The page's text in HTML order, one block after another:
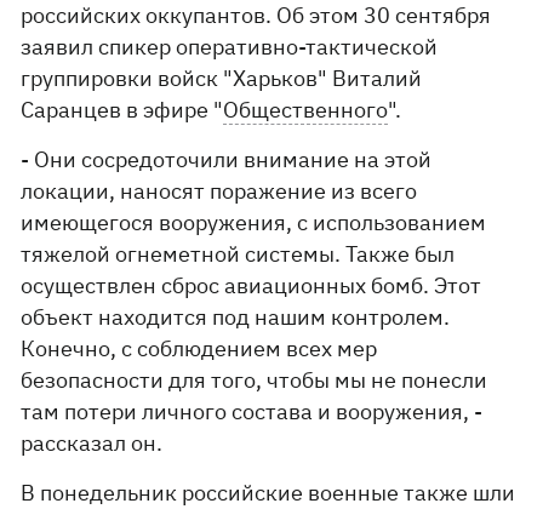
российских оккупантов. Об этом 30 сентября
заявил спикер оперативно-тактической
группировки войск "Харьков" Виталий
Саранцев в эфире "Общественного".
- Они сосредоточили внимание на этой
локации, наносят поражение из всего
имеющегося вооружения, с использованием
тяжелой огнеметной системы. Также был
осуществлен сброс авиационных бомб. Этот
объект находится под нашим контролем.
Конечно, с соблюдением всех мер
безопасности для того, чтобы мы не понесли
там потери личного состава и вооружения, -
рассказал он.
В понедельник российские военные также шли